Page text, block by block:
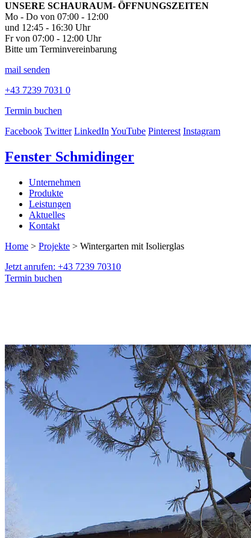
UNSERE SCHAURAUM- ÖFFNUNGSZEITEN
Mo - Do von 07:00 - 12:00
und 12:45 - 16:30 Uhr
Fr von 07:00 - 12:00 Uhr
Bitte um Terminvereinbarung
mail senden
+43 7239 7031 0
Termin buchen
Facebook Twitter LinkedInYouTube Pinterest Instagram
Fenster Schmidinger
Unternehmen
Produkte
Leistungen
Aktuelles
Kontakt
Home > Projekte > Wintergarten mit Isolierglas
Jetzt anrufen: +43 7239 70310
Termin buchen